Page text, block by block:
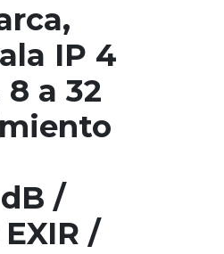
IP 4
a 32
/
/